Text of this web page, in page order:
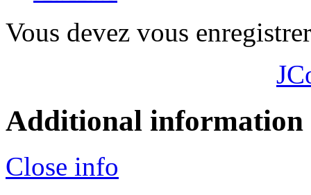
Vous devez vous
Additional information
Close info